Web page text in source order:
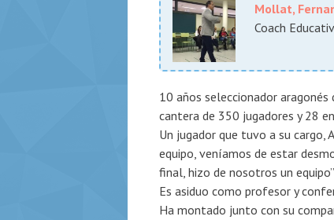
Mollat,
Coach
10 años seleccionador
cantera de 350 jugadores y 28
Un jugador que tuvo a su cargo,
equipo, veníamos de estar
final, hizo de nosotros un equipo”
Es asiduo como profesor y
Ha montado junto con su